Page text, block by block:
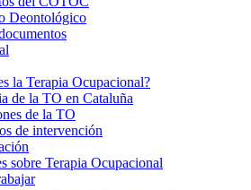
Deontológico
la Terapia Ocupacional?
de la TO en Cataluña
de la TO
de intervención
sobre Terapia Ocupacional